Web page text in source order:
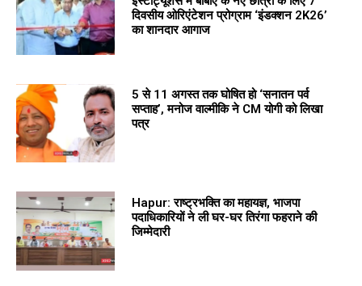
दिवसीय ओरिएंटेशन प्रोग्राम ‘इंडक्शन 2K26’
का शानदार आगाज
5 से 11 अगस्त तक घोषित हो ‘सनातन पर्व
सप्ताह’, मनोज वाल्मीकि ने CM योगी को लिखा
पत्र
Hapur: राष्ट्रभक्ति का महायज्ञ, भाजपा
पदाधिकारियों ने ली घर-घर तिरंगा फहराने की
जिम्मेदारी